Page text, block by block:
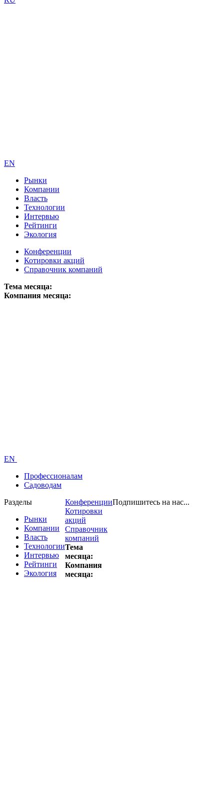
EN
Рынки
Компании
Власть
Технологии
Интервью
Рейтинги
Экология
Конференции
Котировки акций
Справочник компаний
Тема месяца:
Компания месяца:
EN
Профессионалам
Садоводам
Разделы
Рынки
Компании
Власть
Технологии
Интервью
Рейтинги
Экология
Конференции
Котировки
акций
Справочник
компаний
Тема
месяца:
Компания
месяца:
Подпишитесь на нас...